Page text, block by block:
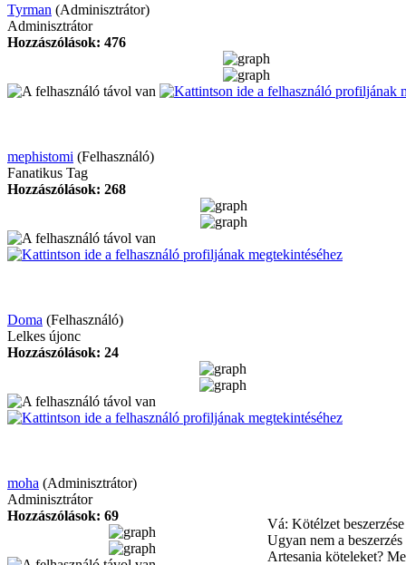
Tyrman (Adminisztrátor)
Adminisztrátor
Hozzászólások: 476
mephistomi (Felhasználó)
Fanatikus Tag
Hozzászólások: 268
Doma (Felhasználó)
Lelkes újonc
Hozzászólások: 24
moha (Adminisztrátor)
Adminisztrátor
Hozzászólások: 69
Vá: Kötélzet
Ugyan nem a
Artesania köteleket?